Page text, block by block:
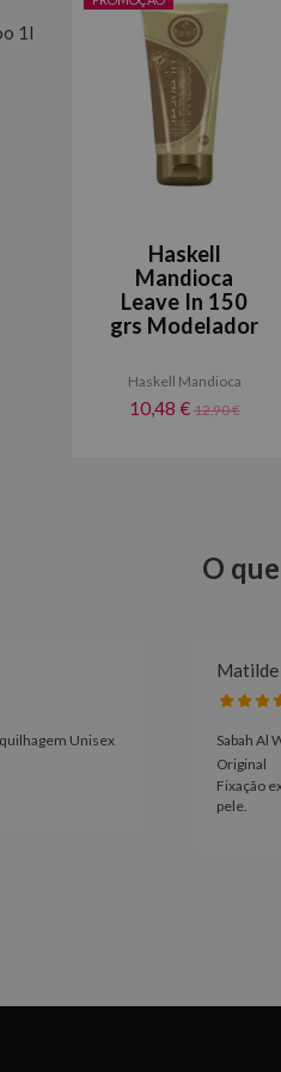
1l
Haskell
Mandioca
Leave In 150
grs Modelador
Haskell Mandioca
10,48 € 12,90 €
O
Unisex
Matilde
Sabah Al
Original
Fixação
pele.